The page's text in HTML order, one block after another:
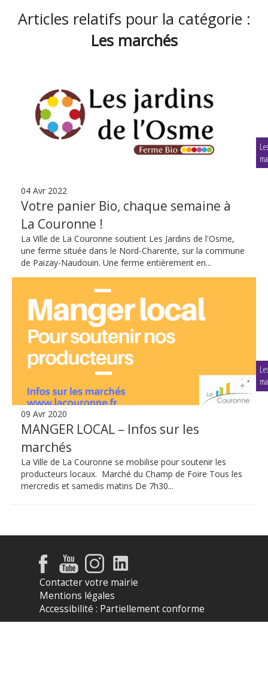
Articles relatifs pour la catégorie :
Les marchés
Les
04 Avr 2022
Votre panier Bio, chaque semaine à
La Couronne !
La Ville de La Couronne soutient Les Jardins de l'Osme,
une ferme située dans le Nord-Charente, sur la commune
de Paizay-Naudouin. Une ferme entièrement en...
Les
09 Avr 2020
MANGER LOCAL – Infos sur les
marchés
La Ville de La Couronne se mobilise pour soutenir les
producteurs locaux. Marché du Champ de Foire Tous les
mercredis et samedis matins De 7h30...
Contacter votre mairie
Mentions légales
Accessibilité : Partiellement conforme